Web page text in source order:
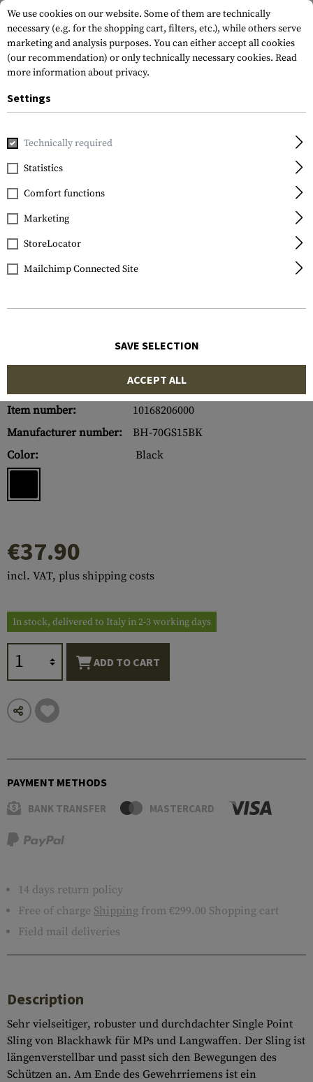
Home Tactical Gear Storm
Blackhawk
Storm Sling QD
Item number:
10168206000
Manufacturer number:
BH-70GS15BK
Color:
Black
€37.90
incl. VAT, plus shipping costs
In stock, delivered to Italy in 2-3 working days
ADD TO CART
PAYMENT METHODS
BANK TRANSFER MASTERCARD
14 days return policy
Free of charge Shipping from €299.00 Shopping cart
Field mail deliveries
Description
Sehr vielseitiger, robuster und durchdachter Single Point
Sling von Blackhawk für MPs und Langwaffen. Der Sling ist
längenverstellbar und passt sich den Bewegungen des
Schützen an. Am Ende des Gewehrriemens ist ein
We use cookies on our website. Some of them are technically
necessary (e.g. for the shopping cart, filters, etc.), while others serve
marketing and analysis purposes. You can either accept all cookies
(our recommendation) or only technically necessary cookies. Read
more information about privacy.
Settings
Technically required
Statistics
Comfort functions
Marketing
StoreLocator
Mailchimp Connected Site
SAVE SELECTION
ACCEPT ALL